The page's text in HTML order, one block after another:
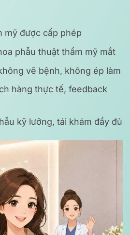
mỹ được cấp phép
phẫu thuật thẩm mỹ mắt
vẽ bệnh, không ép làm
hàng thực tế, feedback
kỹ lưỡng, tái khám đầy đủ